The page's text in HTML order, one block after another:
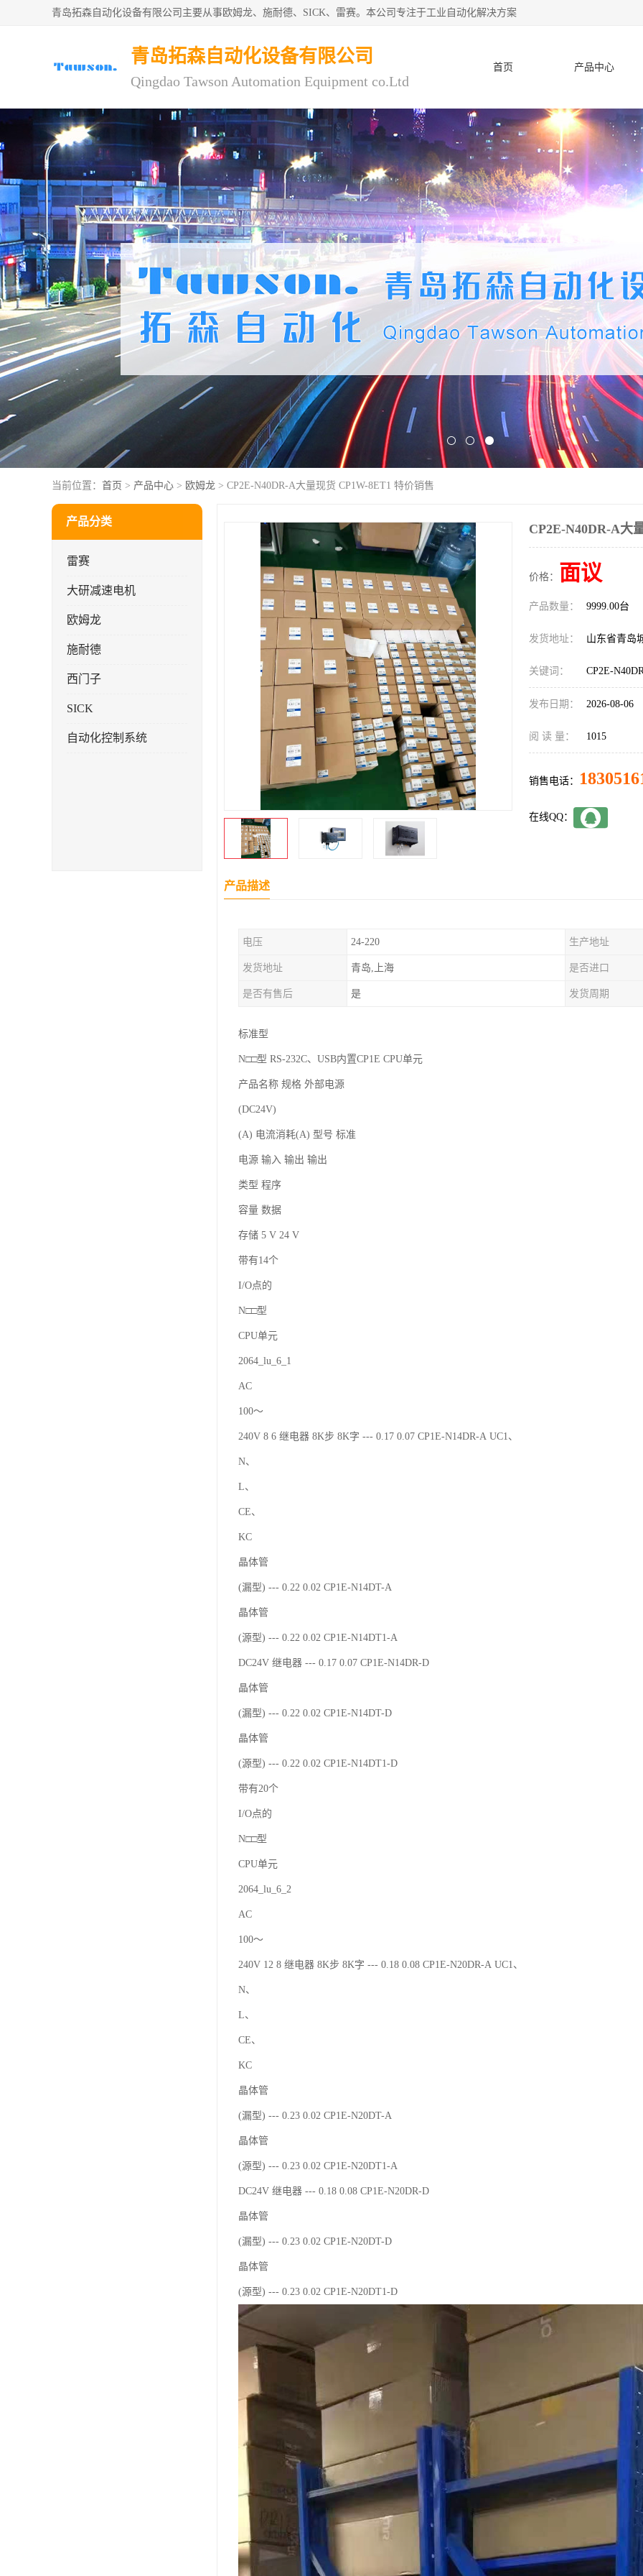
青岛拓森自动化设备有限公司主要从事欧姆龙、施耐德、SICK、雷赛。本公司专注于工业自动化解决方案
青岛拓森自动化设备有限公司
Qingdao Tawson Automation Equipment co.Ltd
首页 产品中心
人才招聘
当前位置： 首页 > 产品中心 > 欧姆龙 > CP2E-N40DR-A大量现货 CP1W-8ET1 特价销售
产品分类
雷赛
大研减速电机
欧姆龙
施耐德
西门子
SICK
自动化控制系统
CP2E-N40DR-A大
价格： 面议
产品数量： 9999.00台
发货地址： 山东省青岛
关键词： CP2E-
发布日期： 2026-08-06
阅 读 量： 1015
销售电话：
在线QQ：
产品描述
电压 24-220 生产地址
发货地址 青岛,上海 是否进口
是否有售后 是 发货周期
标准型
N□□型 RS-232C、USB内置CP1E CPU单元
产品名称 规格 外部电源
(DC24V)
(A) 电流消耗(A) 型号 标准
电源 输入 输出 输出
类型 程序
容量 数据
存储 5 V 24 V
带有14个
I/O点的
N□□型
CPU单元
2064_lu_6_1
AC
100～
240V 8 6 继电器 8K步 8K字 --- 0.17 0.07 CP1E-N14DR-A UC1、
N、
L、
CE、
KC
晶体管
(漏型) --- 0.22 0.02 CP1E-N14DT-A
晶体管
(源型) --- 0.22 0.02 CP1E-N14DT1-A
DC24V 继电器 --- 0.17 0.07 CP1E-N14DR-D
晶体管
(漏型) --- 0.22 0.02 CP1E-N14DT-D
晶体管
(源型) --- 0.22 0.02 CP1E-N14DT1-D
带有20个
I/O点的
N□□型
CPU单元
2064_lu_6_2
AC
100～
240V 12 8 继电器 8K步 8K字 --- 0.18 0.08 CP1E-N20DR-A UC1、
N、
L、
CE、
KC
晶体管
(漏型) --- 0.23 0.02 CP1E-N20DT-A
晶体管
(源型) --- 0.23 0.02 CP1E-N20DT1-A
DC24V 继电器 --- 0.18 0.08 CP1E-N20DR-D
晶体管
(漏型) --- 0.23 0.02 CP1E-N20DT-D
晶体管
(源型) --- 0.23 0.02 CP1E-N20DT1-D